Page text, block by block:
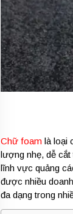
Chữ foam là loại
lượng nhẹ, dễ
lĩnh vực quảng
được nhiều
đa dạng trong